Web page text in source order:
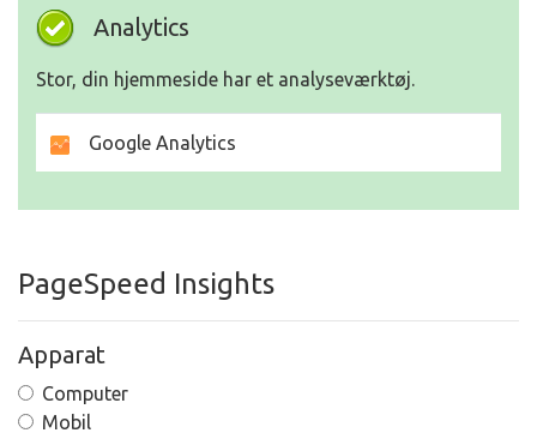
Analytics
Stor, din hjemmeside har et analyseværktøj.
Google Analytics
PageSpeed Insights
Apparat
Computer
Mobil